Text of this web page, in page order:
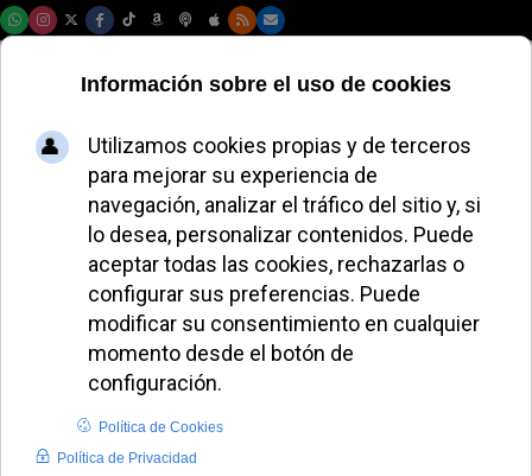
IglesiaNoticias.com
se presenta como
un nuevo referente
del periodismo
religioso digital